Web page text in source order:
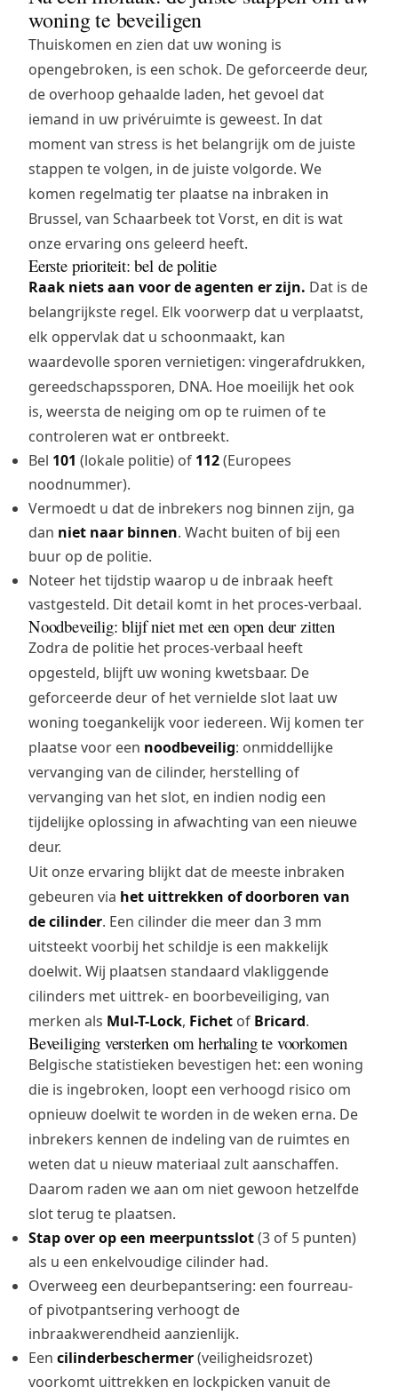
woning te beveiligen
Thuiskomen en zien dat uw woning is
opengebroken, is een schok. De geforceerde deur,
de overhoop gehaalde laden, het gevoel dat
iemand in uw privéruimte is geweest. In dat
moment van stress is het belangrijk om de juiste
stappen te volgen, in de juiste volgorde. We
komen regelmatig ter plaatse na inbraken in
Brussel, van Schaarbeek tot Vorst, en dit is wat
onze ervaring ons geleerd heeft.
Eerste prioriteit: bel de politie
Raak niets aan voor de agenten er zijn. Dat is de
belangrijkste regel. Elk voorwerp dat u verplaatst,
elk oppervlak dat u schoonmaakt, kan
waardevolle sporen vernietigen: vingerafdrukken,
gereedschapssporen, DNA. Hoe moeilijk het ook
is, weersta de neiging om op te ruimen of te
controleren wat er ontbreekt.
Bel 101 (lokale politie) of 112(Europees
noodnummer).
Vermoedt u dat de inbrekers nog binnen zijn, ga
dan niet naar binnen. Wacht buiten of bij een
buur op de politie.
Noteer het tijdstip waarop u de inbraak heeft
vastgesteld. Dit detail komt in het proces-verbaal.
Noodbeveilig: blijf niet met een open deur zitten
Zodra de politie het proces-verbaal heeft
opgesteld, blijft uw woning kwetsbaar. De
geforceerde deur of het vernielde slot laat uw
woning toegankelijk voor iedereen. Wij komen ter
plaatse voor een noodbeveilig: onmiddellijke
vervanging van de cilinder, herstelling of
vervanging van het slot, en indien nodig een
tijdelijke oplossing in afwachting van een nieuwe
deur.
Uit onze ervaring blijkt dat de meeste inbraken
gebeuren via het uittrekken of doorboren van
de cilinder. Een cilinder die meer dan 3 mm
uitsteekt voorbij het schildje is een makkelijk
doelwit. Wij plaatsen standaard vlakliggende
cilinders met uittrek- en boorbeveiliging, van
merken als Mul-T-Lock, Fichet of Bricard.
Beveiliging versterken om herhaling te voorkomen
Belgische statistieken bevestigen het: een woning
die is ingebroken, loopt een verhoogd risico om
opnieuw doelwit te worden in de weken erna. De
inbrekers kennen de indeling van de ruimtes en
weten dat u nieuw materiaal zult aanschaffen.
Daarom raden we aan om niet gewoon hetzelfde
slot terug te plaatsen.
Stap over op een meerpuntsslot(3 of 5 punten)
als u een enkelvoudige cilinder had.
Overweeg een deurbepantsering: een fourreau-
of pivotpantsering verhoogt de
inbraakwerendheid aanzienlijk.
Een cilinderbeschermer(veiligheidsrozet)
voorkomt uittrekken en lockpicken vanuit de